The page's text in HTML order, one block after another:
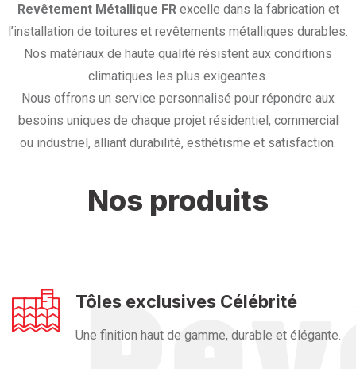
Revêtement Métallique FRexcelle dans la fabrication et
l’installation de toitures et revêtements métalliques durables.
Nos matériaux de haute qualité résistent aux conditions
climatiques les plus exigeantes.
Nous offrons un service personnalisé pour répondre aux
besoins uniques de chaque projet résidentiel, commercial
ou industriel, alliant durabilité, esthétisme et satisfaction.
Nos produits
Tôles exclusives Célébrité
Une finition haut de gamme, durable et élégante.